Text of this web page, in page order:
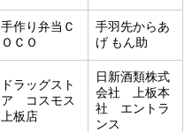
手作り弁当Ｃ
ＯＣＯ
手羽先からあ
げ もん助
ドラッグスト
ア コスモス
上板店
日新酒類株式
会社 上板本
社 エントラ
ンス